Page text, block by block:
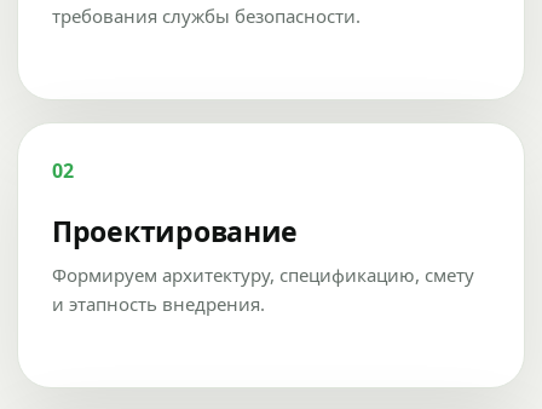
требования службы безопасности.
02
Проектирование
Формируем архитектуру, спецификацию, смету
и этапность внедрения.